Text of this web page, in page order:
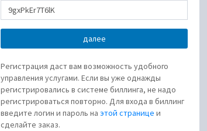
Регистрация даст вам возможность удобного
управления услугами. Если вы уже однажды
регистрировались в системе биллинга, не надо
регистрироваться повторно. Для входа в биллинг
введите логин и пароль на этой странице и
сделайте заказ.